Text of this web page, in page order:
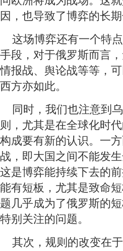
因，也导致了博弈的长期
这场博弈还有一个特
手段，对于俄罗斯而言
情报战、舆论战等等，
西方亦如此。
同时，我们也注意到
则，尤其是在全球化时
构成要有新的认识。一
战，即大国之间不能发
这是博弈能持续下去的
能有短板，尤其是致命
题几乎成为了俄罗斯的
特别关注的问题。
其次，规则的改变在